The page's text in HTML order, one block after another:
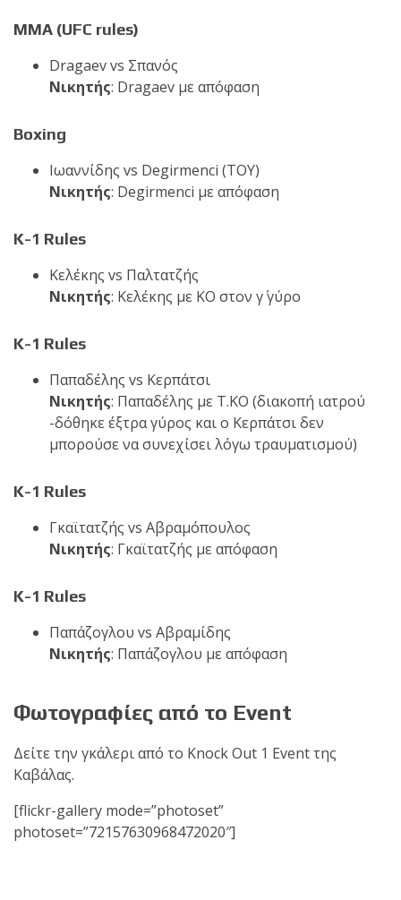
MMA (UFC rules)
Dragaev vs Σπανός
Nικητής: Dragaev με απόφαση
Boxing
Ιωαννίδης vs Degirmenci (TOY)
Νικητής: Degirmenci με απόφαση
K-1 Rules
Κελέκης vs Παλτατζής
Νικητής: Κελέκης με ΚΟ στον γ΄ γύρο
K-1 Rules
Παπαδέλης vs Κερπάτσι
Νικητής: Παπαδέλης με Τ.ΚΟ (διακοπή ιατρού
-δόθηκε έξτρα γύρος και ο Κερπάτσι δεν
μπορούσε να συνεχίσει λόγω τραυματισμού)
K-1 Rules
Γκαϊτατζής vs Αβραμόπουλος
Νικητής: Γκαϊτατζής με απόφαση
K-1 Rules
Παπάζογλου vs Αβραμίδης
Νικητής: Παπάζογλου με απόφαση
Φωτογραφίες από το Event
Δείτε την γκάλερι από το Knock Out 1 Event της
Καβάλας.
[flickr-gallery mode=”photoset”
photoset=”72157630968472020″]